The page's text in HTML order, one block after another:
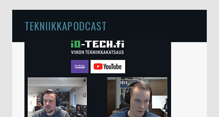
TEKNIIKKAPODCAST